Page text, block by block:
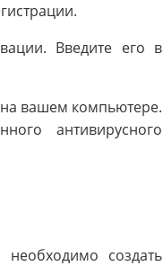
Введите его в
вашем компьютере.
антивирусного
создать